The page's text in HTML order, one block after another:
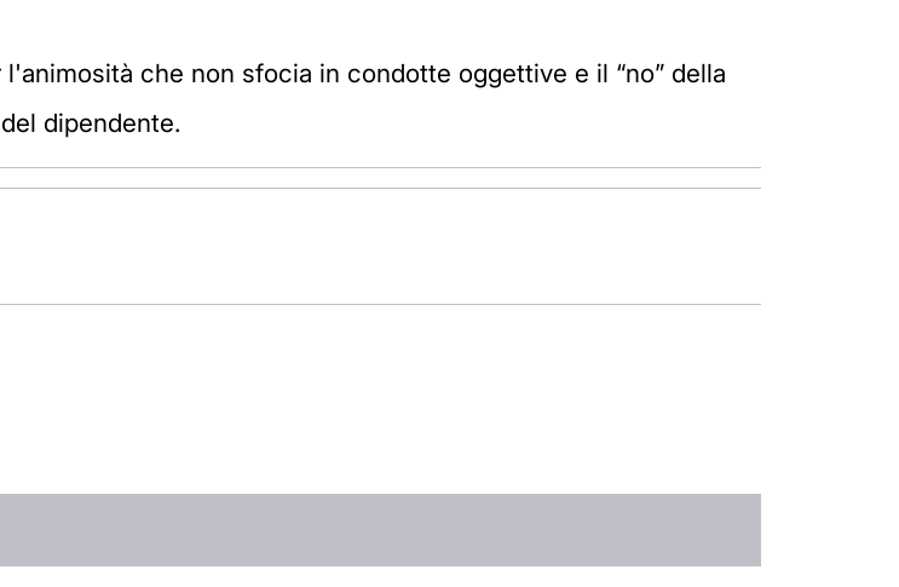
che non sfocia in condotte oggettive e il “no” della
dipendente.